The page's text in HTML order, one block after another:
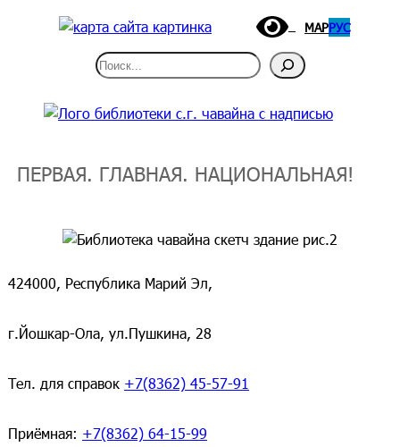
МАРРУС
Поиск
ПЕРВАЯ. ГЛАВНАЯ. НАЦИОНАЛЬНАЯ!
424000, Республика Марий Эл,
г.Йошкар-Ола, ул.Пушкина, 28
Тел. для справок +7(8362) 45-57-91
Приёмная: +7(8362) 64-15-99